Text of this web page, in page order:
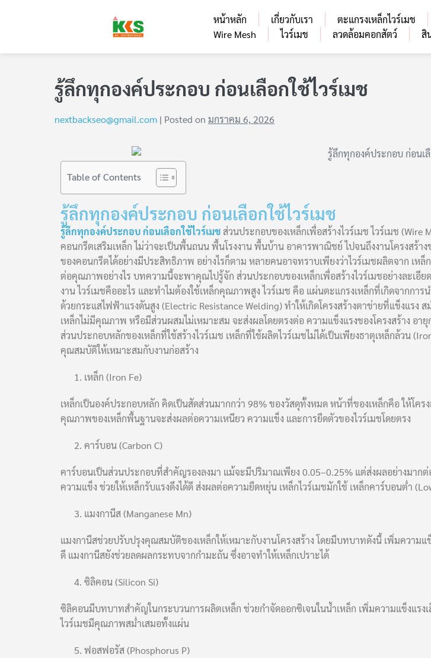
หน้าหลัก เกี่ยวกับเรา ตะแกรงเหล็กไวร์เมช
Wire Mesh
ไวร์เมช ลวดล้อมคอกสัตว์ สิ
รู้ลึกทุกองค์ประกอบ ก่อนเลือกใช้ไวร์เมช
nextbackseo@gmail.com | Posted on มกราคม 6, 2026
Table of Contents
รู้ลึกทุกองค์ประกอบ ก่อนเลือกใช้ไวร์เมช
รู้ลึกทุกองค์ประกอบ ก่อนเลือกใช้ไวร์เมชส่วนประกอบของเหล็กเพื่อสร้างไวร์เมช ไวร์เมช
คอนกรีตเสริมเหล็ก ไม่ว่าจะเป็นพื้นถนน พื้นโรงงาน พื้นบ้าน อาคารพาณิชย์ ไปจนถึงงานโครงสร้
ของคอนกรีตได้อย่างมีประสิทธิภาพ อย่างไรก็ตาม หลายคนอาจทราบเพียงว่าไวร์เมชผลิตจาก เห
ต่อคุณภาพอย่างไร บทความนี้จะพาคุณไปรู้จัก ส่วนประกอบของเหล็กเพื่อสร้างไวร์เมชอย่างละเ
งาน ไวร์เมชคืออะไร และทำไมต้องใช้เหล็กคุณภาพสูง ไวร์เมช คือ แผ่นตะแกรงเหล็กที่เกิดจากกา
ด้วยกระแสไฟฟ้าแรงดันสูง (Electric Resistance Welding) ทำให้เกิดโครงสร้างตาข่ายที่แข็งแรง
เหล็กไม่มีคุณภาพ หรือมีส่วนผสมไม่เหมาะสม จะส่งผลโดยตรงต่อ ความแข็งแรงของโครงสร้าง อา
ส่วนประกอบหลักของเหล็กที่ใช้สร้างไวร์เมช เหล็กที่ใช้ผลิตไวร์เมชไม่ได้เป็นเพียงธาตุเหล็กล้วน
คุณสมบัติให้เหมาะสมกับงานก่อสร้าง
เหล็ก (Iron Fe)
เหล็กเป็นองค์ประกอบหลัก คิดเป็นสัดส่วนมากกว่า 98% ของวัสดุทั้งหมด หน้าที่ของเหล็กคือ ให้โคร
คุณภาพของเหล็กพื้นฐานจะส่งผลต่อความเหนียว ความแข็ง และการยืดตัวของไวร์เมชโดยตรง
คาร์บอน (Carbon C)
คาร์บอนเป็นส่วนประกอบที่สำคัญรองลงมา แม้จะมีปริมาณเพียง 0.05–0.25% แต่ส่งผลอย่างมาก
ความแข็ง ช่วยให้เหล็กรับแรงดึงได้ดี ส่งผลต่อความยืดหยุ่น เหล็กไวร์เมชมักใช้ เหล็กคาร์บอนต่ำ
แมงกานีส (Manganese Mn)
แมงกานีสช่วยปรับปรุงคุณสมบัติของเหล็กให้เหมาะกับงานโครงสร้าง โดยมีบทบาทดังนี้ เพิ่มควา
ดี แมงกานีสยังช่วยลดผลกระทบจากกำมะถัน ซึ่งอาจทำให้เหล็กเปราะได้
ซิลิคอน (Silicon Si)
ซิลิคอนมีบทบาทสำคัญในกระบวนการผลิตเหล็ก ช่วยกำจัดออกซิเจนในน้ำเหล็ก เพิ่มความแข็งแร
ไวร์เมชมีคุณภาพสม่ำเสมอทั้งแผ่น
ฟอสฟอรัส (Phosphorus P)